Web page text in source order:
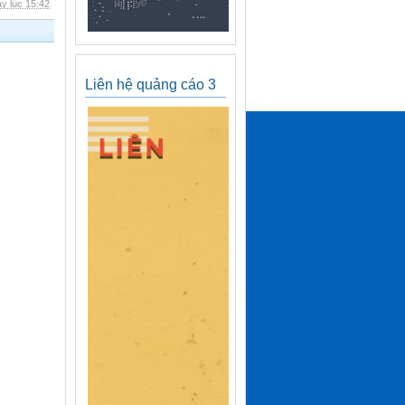
lúc 15:42
Liên hệ quảng cáo 3